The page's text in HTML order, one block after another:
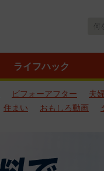
ライフハック
ビフォーアフター 夫婦
住まい おもしろ動画